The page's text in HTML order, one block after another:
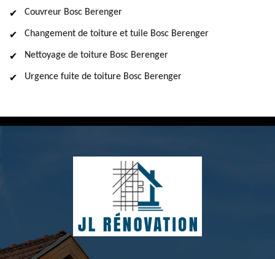
Couvreur Bosc Berenger
Changement de toiture et tuile Bosc Berenger
Nettoyage de toiture Bosc Berenger
Urgence fuite de toiture Bosc Berenger